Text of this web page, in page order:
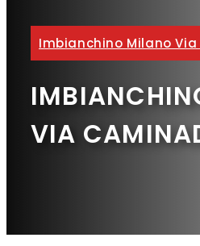
Imbianchino Milano
VIA